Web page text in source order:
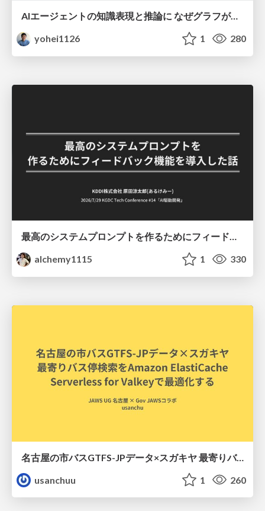
AIエージェントの知識表現と推論に なぜグラフが使われるのか - 記号的AIの復権とニューラルAIとの統合
yohei1126
1 280
最高のシステムプロンプトを作るためにフィードバック機能を導入した話
alchemy1115
1 330
名古屋の市バスGTFS-JPデータ×スガキヤ 最寄りバス停検索をAmazon ElastiCache Serverless for Valkeyで最適化する
usanchuu
1 260